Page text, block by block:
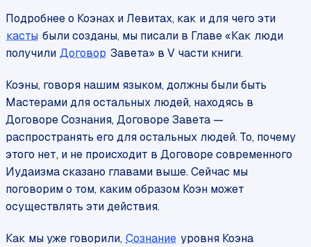
Подробнее о Коэнах и Левитах, как и для чего эти
касты были созданы, мы писали в Главе «Как люди
получили Договор Завета» в V части книги.
Коэны, говоря нашим языком, должны были быть
Мастерами для остальных людей, находясь в
Договоре Сознания, Договоре Завета —
распространять его для остальных людей. То, почему
этого нет, и не происходит в Договоре современного
Иудаизма сказано главами выше. Сейчас мы
поговорим о том, каким образом Коэн может
осуществлять эти действия.
Как мы уже говорили, Сознание уровня Коэна